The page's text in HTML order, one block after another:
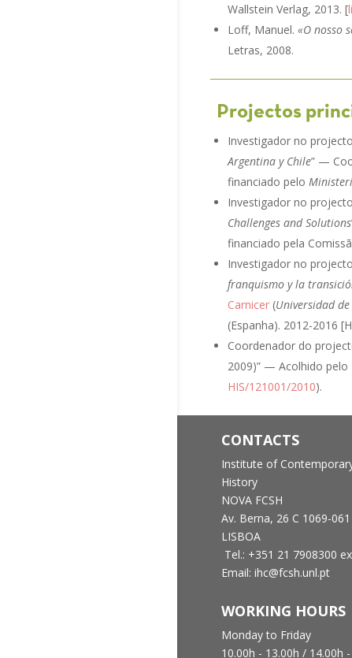
Wallstein Verlag, 2013. [
Loff, Manuel. «O nosso
Letras, 2008.
Projectos
Investigador no
Argentina y Chile” —
financiado pelo
Investigador no
Challenges and Solutions
financiado pela
Investigador no
franquismo y la
Carnicer (Universidad
(Espanha). 2012-2016
Coordenador do
2009)” — Acolhido pelo
HIS/121001/2010).
CONTACTS
Institute of
History
NOVA FCSH
Av. Berna, 26 C 1069-061
LISBOA
Tel.: +351 21 7908300
Email: ihc@fcsh.unl.pt
WORKING HOURS
Monday to Friday
10.00h - 13.00h / 14.00h -